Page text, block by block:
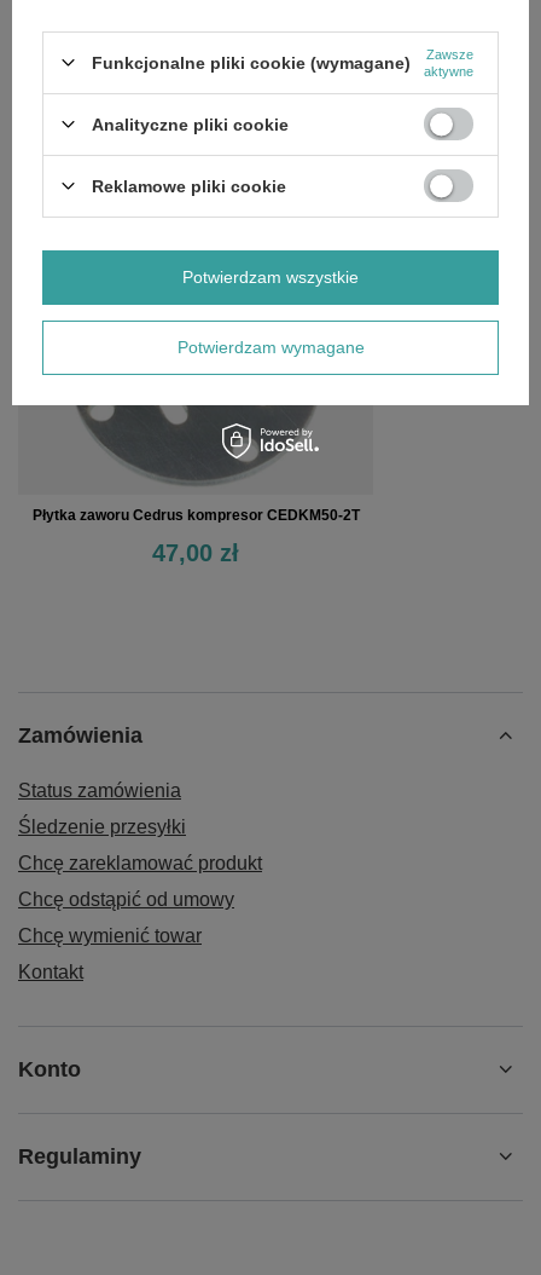
(0)
OSTATNIO OGLĄDANE
Płytka zaworu Cedrus kompresor CEDKM50-2T
47,00 zł
Zamówienia
Status zamówienia
Śledzenie przesyłki
Chcę zareklamować produkt
Chcę odstąpić od umowy
Chcę wymienić towar
Kontakt
Konto
Regulaminy
Funkcjonalne pliki cookie (wymagane)
Zawsze
aktywne
Analityczne pliki cookie
Reklamowe pliki cookie
Potwierdzam wymagane
Potwierdzam wszystkie